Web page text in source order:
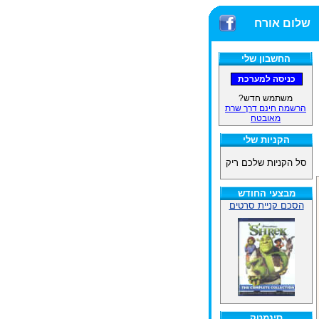
שלום אורח
החשבון שלי
משתמש חדש?
הרשמה חינם דרך שרת
מאובטח
הקניות שלי
סל הקניות שלכם ריק
מבצעי החודש
הסכם קניית סרטים